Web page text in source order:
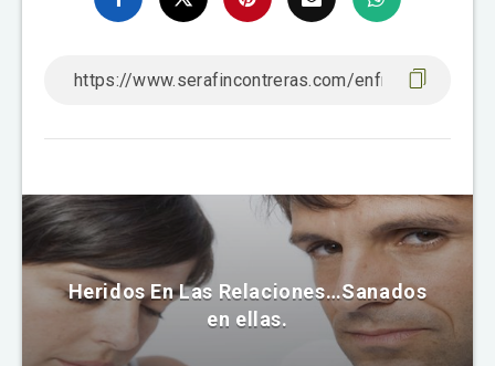
Heridos En Las Relaciones…Sanados
en ellas.